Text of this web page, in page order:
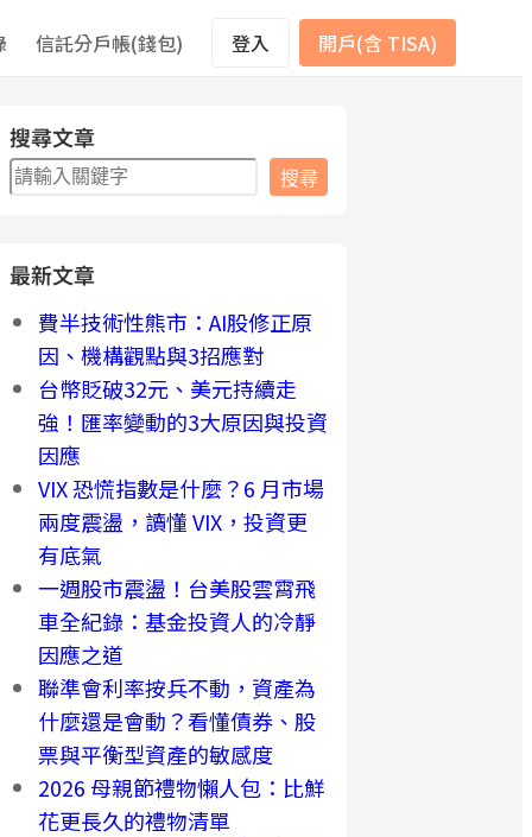
信託分戶帳(錢包) 登入 開戶(含 TISA)
搜尋文章
搜
尋
搜尋
最新文章
費半技術性熊市：AI股修正原
因、機構觀點與3招應對
台幣貶破32元、美元持續走
強！匯率變動的3大原因與投資
因應
VIX 恐慌指數是什麼？6 月市場
兩度震盪，讀懂 VIX，投資更
有底氣
一週股市震盪！台美股雲霄飛
車全紀錄：基金投資人的冷靜
因應之道
聯準會利率按兵不動，資產為
什麼還是會動？看懂債券、股
票與平衡型資產的敏感度
2026 母親節禮物懶人包：比鮮
花更長久的禮物清單